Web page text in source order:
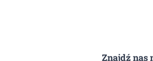
Znajdź nas